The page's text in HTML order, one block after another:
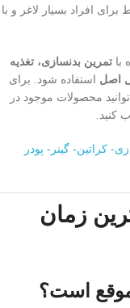
افراد بسیار لاغر و با
با تمرین بدنسازی، تغذیه
اصل استفاده شود. برای
محصولات موجود در
کنید.
زمان
است؟